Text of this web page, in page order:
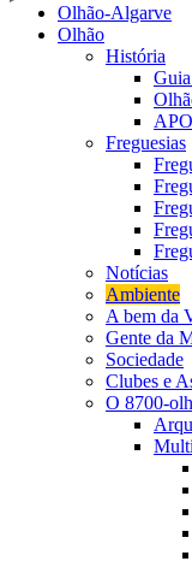
Olhão-Algarve
Olhão
História
Freguesias
Notícias
Ambiente
A bem da
Gente da
Sociedade
Clubes e
O 8700-